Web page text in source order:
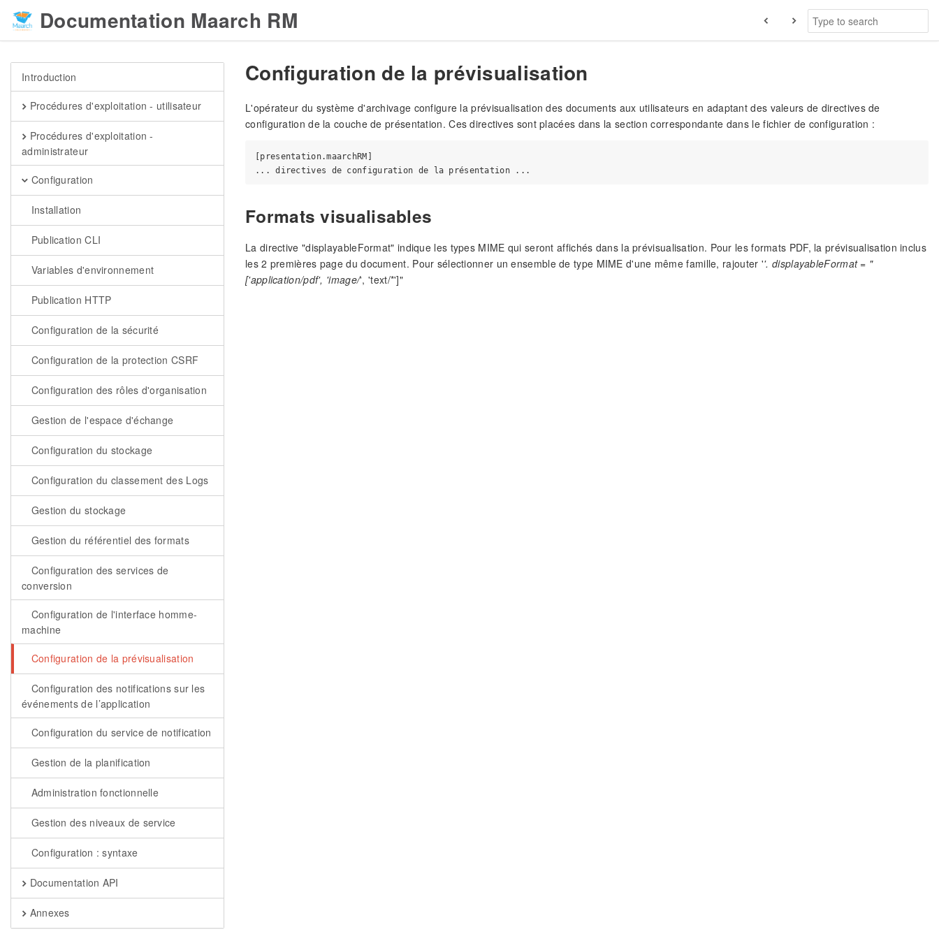
Documentation Maarch RM
Introduction
Procédures d'exploitation - utilisateur
Procédures d'exploitation -
administrateur
Configuration
Installation
Publication CLI
Variables d'environnement
Publication HTTP
Configuration de la sécurité
Configuration de la protection CSRF
Configuration des rôles d'organisation
Gestion de l'espace d'échange
Configuration du stockage
Configuration du classement des Logs
Gestion du stockage
Gestion du référentiel des formats
Configuration des services de
conversion
Configuration de l'interface homme-
machine
Configuration de la prévisualisation
Configuration des notifications sur les
événements de l’application
Configuration du service de notification
Gestion de la planification
Administration fonctionnelle
Gestion des niveaux de service
Configuration : syntaxe
Documentation API
Annexes
Configuration de la prévisualisation
L'opérateur du système d'archivage configure la prévisualisation des documents aux utilisateurs en adaptant des valeurs de directives de
configuration de la couche de présentation. Ces directives sont placées dans la section correspondante dans le fichier de configuration :
[presentation.maarchRM]
Formats visualisables
La directive "displayableFormat" indique les types MIME qui seront affichés dans la prévisualisation. Pour les formats PDF, la prévisualisation inclus
les 2 premières page du document. Pour sélectionner un ensemble de type MIME d'une même famille, rajouter ''. displayableFormat = "
['application/pdf', 'image/', 'text/*']"